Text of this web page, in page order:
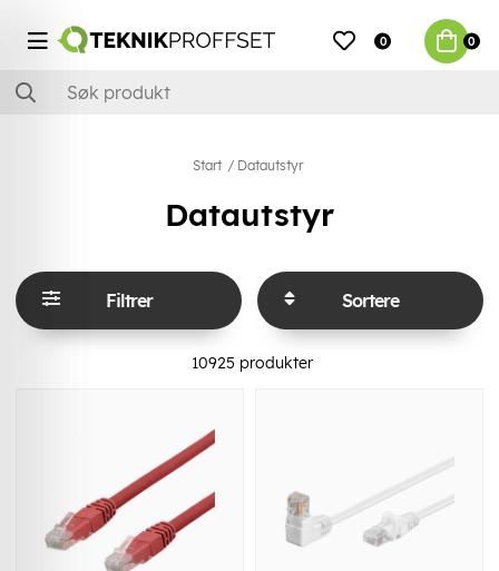
0 0
Start Datautstyr
Datautstyr
Filtrer Sortere
10925 produkter